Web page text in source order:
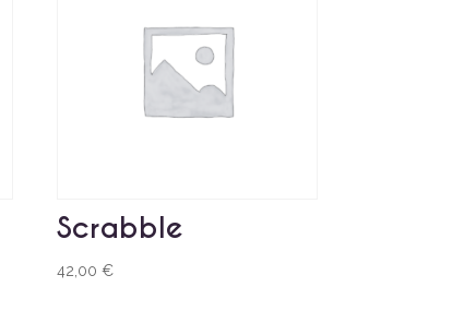
Scrabble
42,00€